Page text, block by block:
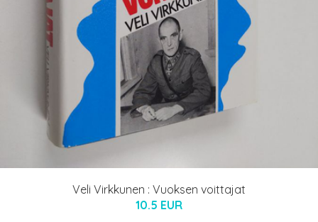
Veli Virkkunen : Vuoksen voittajat
10.5 EUR